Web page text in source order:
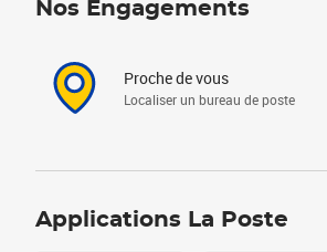
Nos Engagements
Proche de vous
Localiser un bureau de poste
Applications La Poste